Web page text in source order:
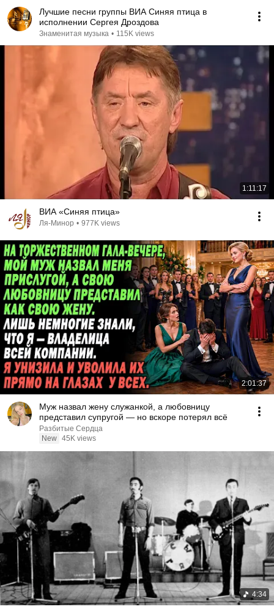
Лучшие песни группы ВИА Синяя птица в
исполнении Сергея Дроздова
Знаменитая музыка • 115K views
1:11:17
ВИА «Синяя птица»
Ля-Минор • 977K views
2:01:37
Муж назвал жену служанкой, а любовницу
представил супругой — но вскоре потерял всё
Разбитые Сердца
New 45K views
4:34